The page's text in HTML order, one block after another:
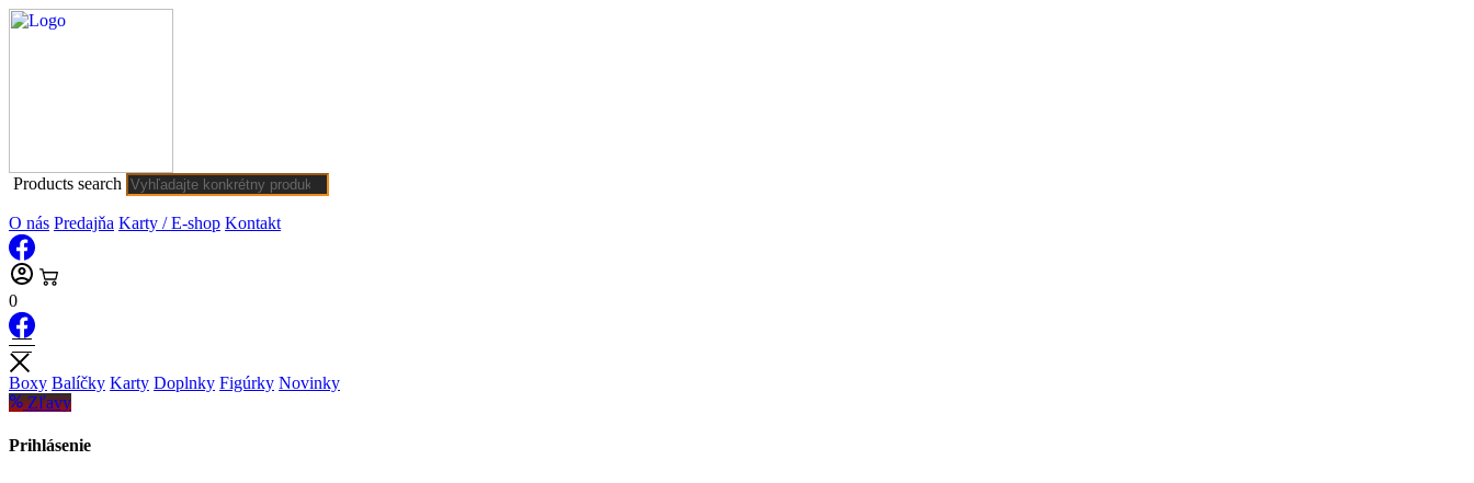
Products search
O nás Predajňa Karty / E-shop Kontakt
0
Boxy Balíčky Karty Doplnky Figúrky Novinky
Zľavy
Prihlásenie